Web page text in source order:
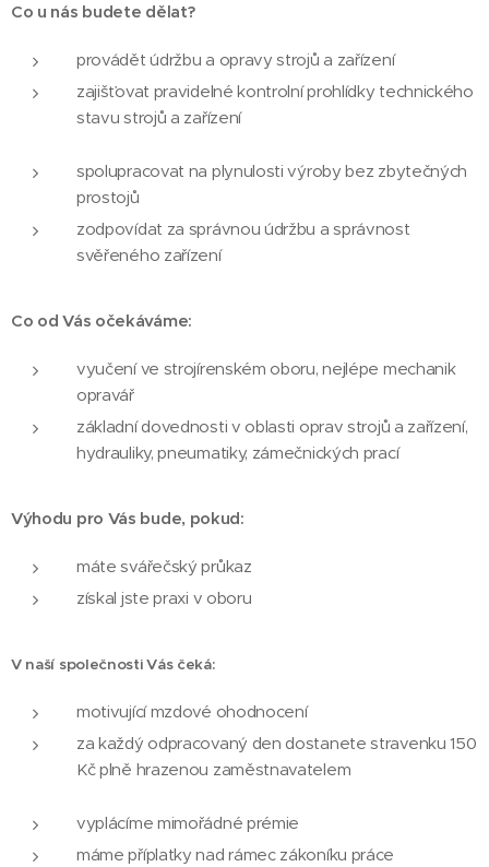
Co u nás budete dělat?
provádět údržbu a opravy strojů a zařízení
zajišťovat pravidelné kontrolní prohlídky technického
stavu strojů a zařízení
spolupracovat na plynulosti výroby bez zbytečných
prostojů
zodpovídat za správnou údržbu a správnost
svěřeného zařízení
Co od Vás očekáváme:
vyučení ve strojírenském oboru, nejlépe mechanik
opravář
základní dovednosti v oblasti oprav strojů a zařízení,
hydrauliky, pneumatiky, zámečnických prací
Výhodu pro Vás bude, pokud:
máte svářečský průkaz
získal jste praxi v oboru
V naší společnosti Vás čeká:
motivující mzdové ohodnocení
za každý odpracovaný den dostanete stravenku 150
Kč plně hrazenou zaměstnavatelem
vyplácíme mimořádné prémie
máme příplatky nad rámec zákoníku práce